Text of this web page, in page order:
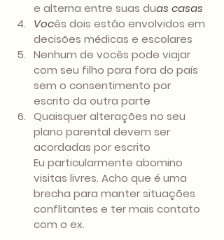
e alterna entre suas duas casas
Vocês dois estão envolvidos em
decisões médicas e escolares
Nenhum de vocês pode viajar
com seu filho para fora do país
sem o consentimento por
escrito da outra parte
Quaisquer alterações no seu
plano parental devem ser
acordadas por escrito
Eu particularmente abomino
visitas livres. Acho que é uma
brecha para manter situações
conflitantes e ter mais contato
com o ex.